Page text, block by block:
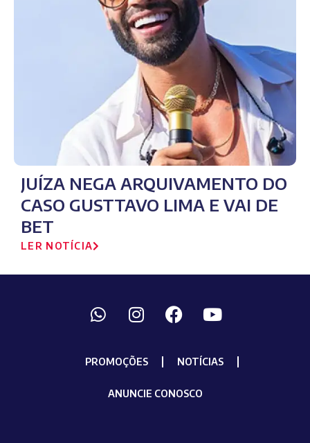
JUÍZA NEGA ARQUIVAMENTO DO
CASO GUSTTAVO LIMA E VAI DE
BET
LER NOTÍCIA
PROMOÇÕES NOTÍCIAS
ANUNCIE CONOSCO